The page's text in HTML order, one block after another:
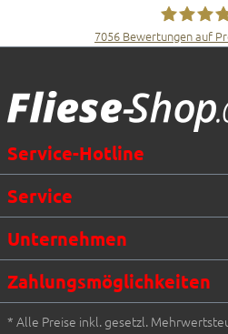
7056 Bewertungen auf
Service-Hotline
Service
Unternehmen
Zahlungsmöglichkeiten
* Alle Preise inkl. gesetzl.